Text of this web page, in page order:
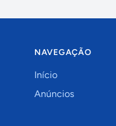
NAVEGAÇÃO
Início
Anúncios